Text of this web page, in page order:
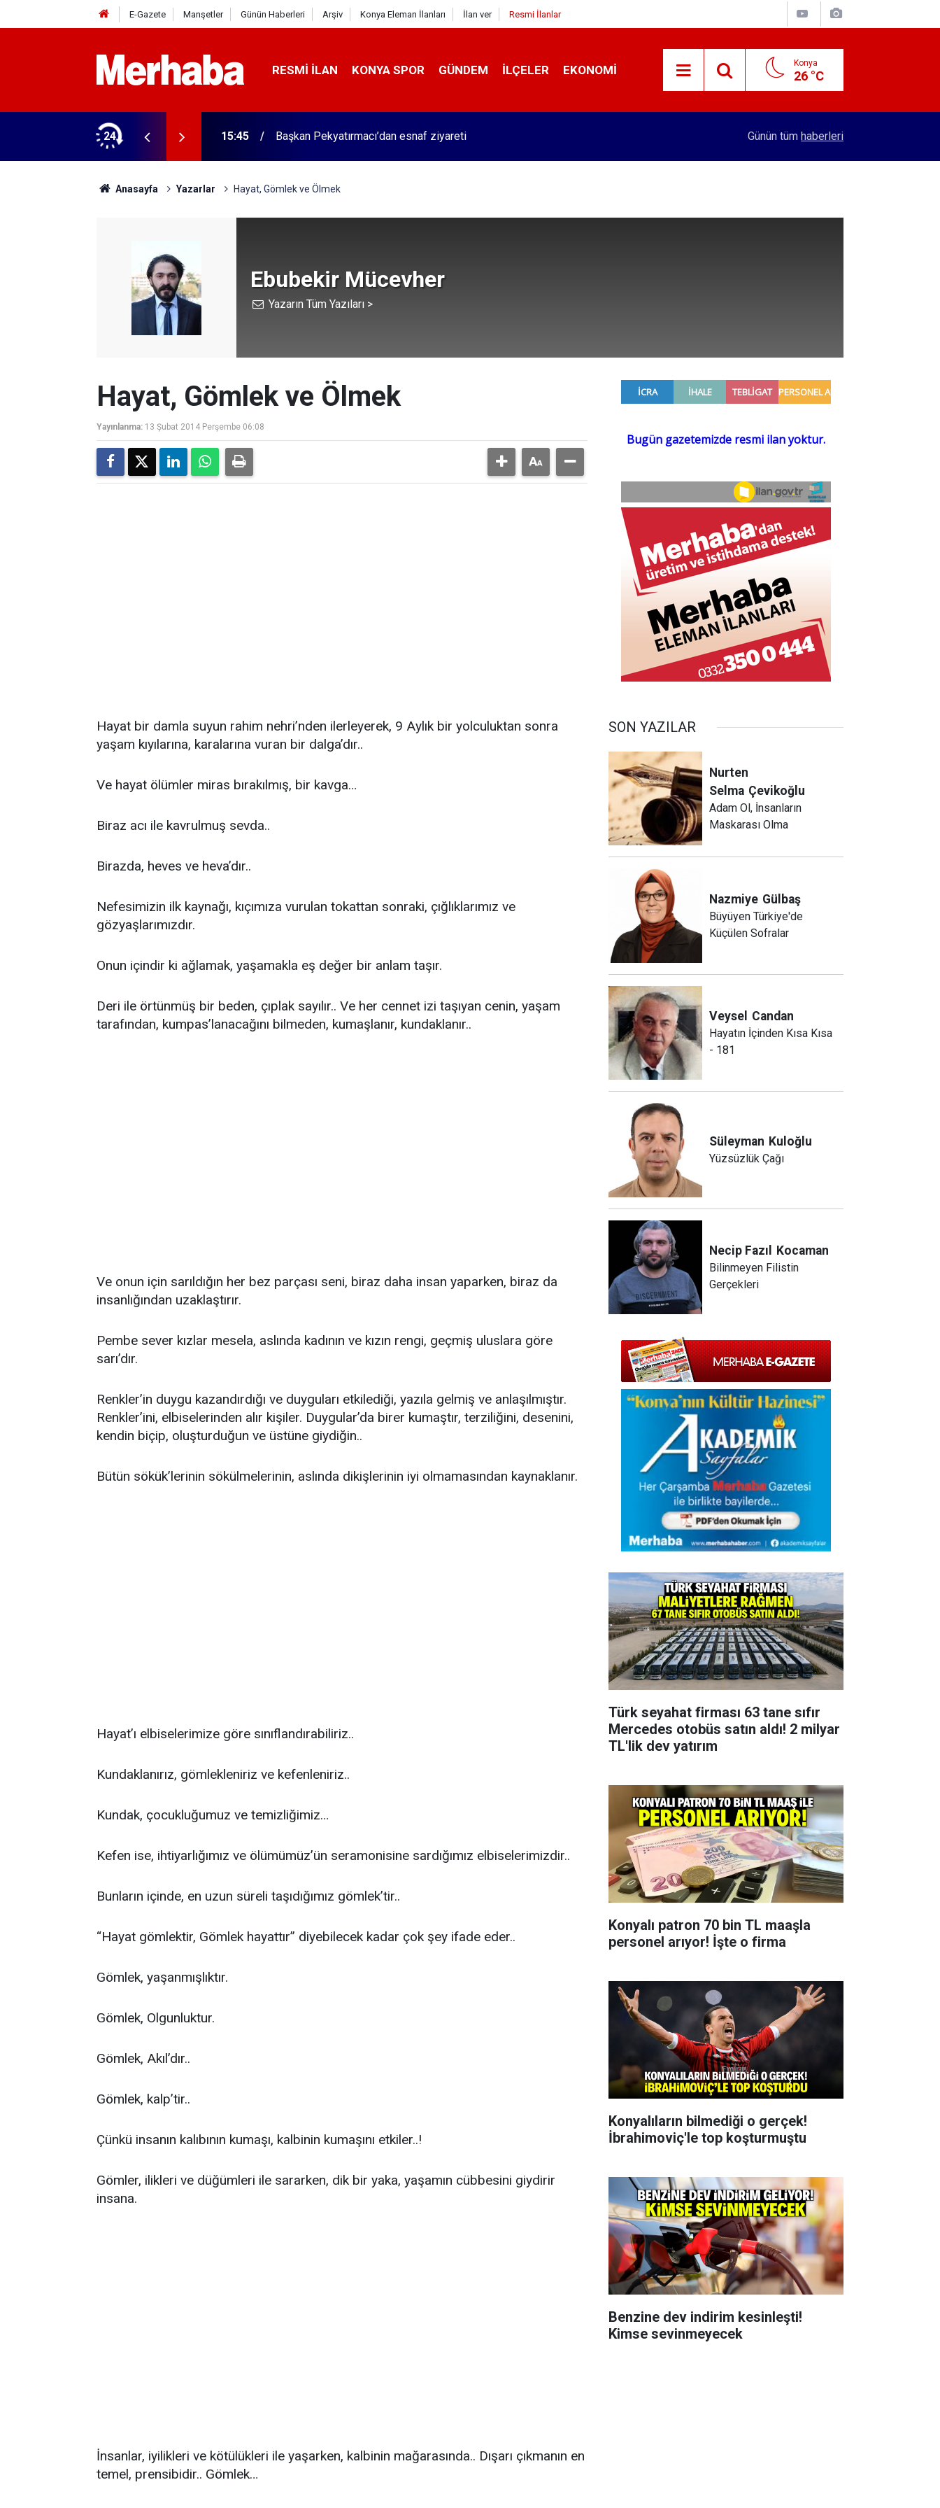
E-Gazete Manşetler Günün Haberleri Arşiv Konya Eleman İlanları İlan ver Resmi İlanlar
RESMI İLAN KONYA SPOR GÜNDEM İLÇELER EKONOMI Konya
26 °C
24
Kampüsü'ne ziyaret 15:45 Başkan Pekyatırmacı’dan esnaf ziyareti Konyalı patron 70 bin TL maaşla personel
Günün tüm haberleri
Anasayfa Yazarlar Hayat, Gömlek ve Ölmek
Ebubekir Mücevher
Yazarın Tüm Yazıları >
Hayat, Gömlek ve Ölmek
Yayınlanma: 13 Şubat 2014 Perşembe 06:08
Hayat bir damla suyun rahim nehri’nden ilerleyerek, 9 Aylık bir yolculuktan sonra
yaşam kıyılarına, karalarına vuran bir dalga’dır..
Ve hayat ölümler miras bırakılmış, bir kavga…
Biraz acı ile kavrulmuş sevda..
Birazda, heves ve heva’dır..
Nefesimizin ilk kaynağı, kıçımıza vurulan tokattan sonraki, çığlıklarımız ve
gözyaşlarımızdır.
Onun içindir ki ağlamak, yaşamakla eş değer bir anlam taşır.
Deri ile örtünmüş bir beden, çıplak sayılır.. Ve her cennet izi taşıyan cenin, yaşam
tarafından, kumpas’lanacağını bilmeden, kumaşlanır, kundaklanır..
Ve onun için sarıldığın her bez parçası seni, biraz daha insan yaparken, biraz da
insanlığından uzaklaştırır.
Pembe sever kızlar mesela, aslında kadının ve kızın rengi, geçmiş uluslara göre
sarı’dır.
Renkler’in duygu kazandırdığı ve duyguları etkilediği, yazıla gelmiş ve anlaşılmıştır.
Renkler’ini, elbiselerinden alır kişiler. Duygular’da birer kumaştır, terziliğini, desenini,
kendin biçip, oluşturduğun ve üstüne giydiğin..
Bütün sökük’lerinin sökülmelerinin, aslında dikişlerinin iyi olmamasından kaynaklanır.
Hayat’ı elbiselerimize göre sınıflandırabiliriz..
Kundaklanırız, gömlekleniriz ve kefenleniriz..
Kundak, çocukluğumuz ve temizliğimiz…
Kefen ise, ihtiyarlığımız ve ölümümüz’ün seramonisine sardığımız elbiselerimizdir..
Bunların içinde, en uzun süreli taşıdığımız gömlek’tir..
“Hayat gömlektir, Gömlek hayattır” diyebilecek kadar çok şey ifade eder..
Gömlek, yaşanmışlıktır.
Gömlek, Olgunluktur.
Gömlek, Akıl’dır..
Gömlek, kalp’tir..
Çünkü insanın kalıbının kumaşı, kalbinin kumaşını etkiler..!
Gömler, ilikleri ve düğümleri ile sararken, dik bir yaka, yaşamın cübbesini giydirir
insana.
İnsanlar, iyilikleri ve kötülükleri ile yaşarken, kalbinin mağarasında.. Dışarı çıkmanın en
temel, prensibidir.. Gömlek…
SON YAZILAR
Nurten
Selma Çevikoğlu
Adam Ol, İnsanların
Maskarası Olma
Nazmiye Gülbaş
Büyüyen Türkiye'de
Küçülen Sofralar
Veysel Candan
Hayatın İçinden Kısa Kısa
- 181
Süleyman Kuloğlu
Yüzsüzlük Çağı
Necip Fazıl Kocaman
Bilinmeyen Filistin
Gerçekleri
Türk seyahat firması 63 tane sıfır
Mercedes otobüs satın aldı! 2 milyar
TL'lik dev yatırım
Konyalı patron 70 bin TL maaşla
personel arıyor! İşte o firma
Konyalıların bilmediği o gerçek!
İbrahimoviç'le top koşturmuştu
Benzine dev indirim kesinleşti!
Kimse sevinmeyecek